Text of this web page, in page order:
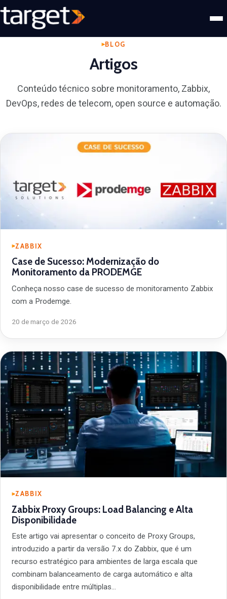
BLOG
Artigos
Conteúdo técnico sobre monitoramento, Zabbix,
DevOps, redes de telecom, open source e automação.
ZABBIX
Case de Sucesso: Modernização do
Monitoramento da PRODEMGE
Conheça nosso case de sucesso de monitoramento Zabbix
com a Prodemge.
20 de março de 2026
ZABBIX
Zabbix Proxy Groups: Load Balancing e Alta
Disponibilidade
Este artigo vai apresentar o conceito de Proxy Groups,
introduzido a partir da versão 7.x do Zabbix, que é um
recurso estratégico para ambientes de larga escala que
combinam balanceamento de carga automático e alta
disponibilidade entre múltiplas…